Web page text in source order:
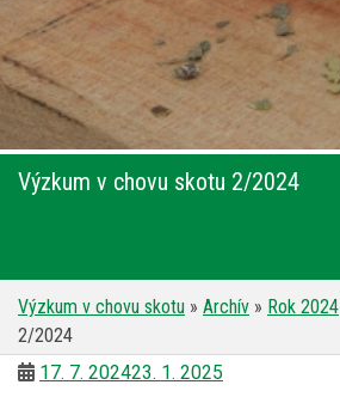
Výzkum v chovu skotu 2/2024
Výzkum v chovu skotu » Archív » Rok 2024
2/2024
17. 7. 202423. 1. 2025